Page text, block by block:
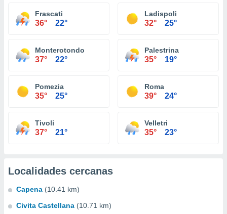
Frascati
36° 22°
Ladispoli
32° 25°
Monterotondo
37° 22°
Palestrina
35° 19°
Pomezia
35° 25°
Roma
39° 24°
Tivoli
37° 21°
Velletri
35° 23°
Localidades cercanas
Capena (10.41 km)
Civita Castellana (10.71 km)